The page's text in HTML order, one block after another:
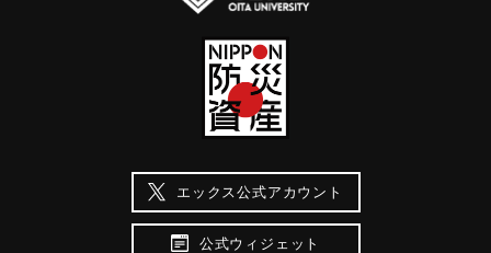
エックス公式アカウント
公式ウィジェット